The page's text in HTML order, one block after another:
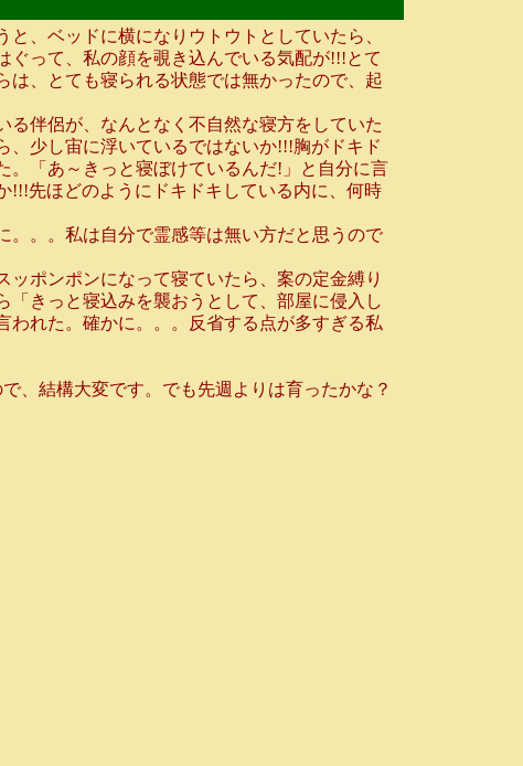
、ベッドに横になりウトウトとしていたら、
ぐって、私の顔を覗き込んでいる気配が!!!とて
は、とても寝られる状態では無かったので、起
伴侶が、なんとなく不自然な寝方をしていた
、少し宙に浮いているではないか!!!胸がドキド
。「あ～きっと寝ぼけているんだ!」と自分に言
!!!先ほどのようにドキドキしている内に、何時
。。私は自分で霊感等は無い方だと思うので
ポンポンになって寝ていたら、案の定金縛り
きっと寝込みを襲おうとして、部屋に侵入し
れた。確かに。。。反省する点が多すぎる私
、結構大変です。でも先週よりは育ったかな？